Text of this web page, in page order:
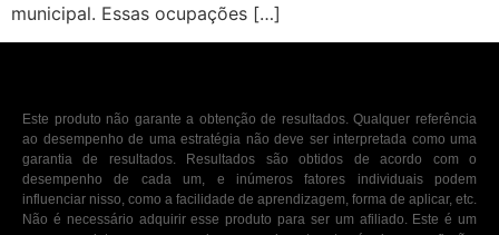
municipal. Essas ocupações […]
Este produto não garante a obtenção de resultados. Qualquer referência
ao desempenho de uma estratégia não deve ser interpretada como uma
garantia de resultados. Resultados são obtidos de acordo com o
desempenho de cada um, e inúmeros fatores individuais podem
influenciar nisso, como a facilidade de aprendizagem, forma de aplicar, etc.
Não é necessário adquirir esse produto para ser um afiliado. Este é um